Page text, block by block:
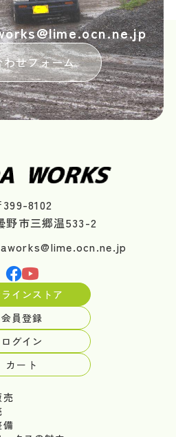
わせフォーム
399-8102
野市三郷温533-2
売
備
インストア
会員登録
ログイン
カート